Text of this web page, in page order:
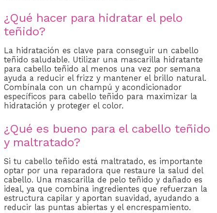
¿Qué hacer para hidratar el pelo
teñido?
La hidratación es clave para conseguir un cabello
teñido saludable. Utilizar una mascarilla hidratante
para cabello teñido al menos una vez por semana
ayuda a reducir el frizz y mantener el brillo natural.
Combínala con un champú y acondicionador
específicos para cabello teñido para maximizar la
hidratación y proteger el color.
¿Qué es bueno para el cabello teñido
y maltratado?
Si tu cabello teñido está maltratado, es importante
optar por una reparadora que restaure la salud del
cabello. Una mascarilla de pelo teñido y dañado es
ideal, ya que combina ingredientes que refuerzan la
estructura capilar y aportan suavidad, ayudando a
reducir las puntas abiertas y el encrespamiento.